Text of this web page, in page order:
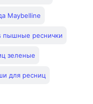
Maybelline
пышные реснички
зеленые
для ресниц